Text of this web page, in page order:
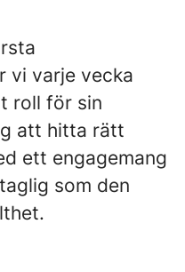
vi varje vecka
roll för sin
att hitta rätt
ett engagemang
som den